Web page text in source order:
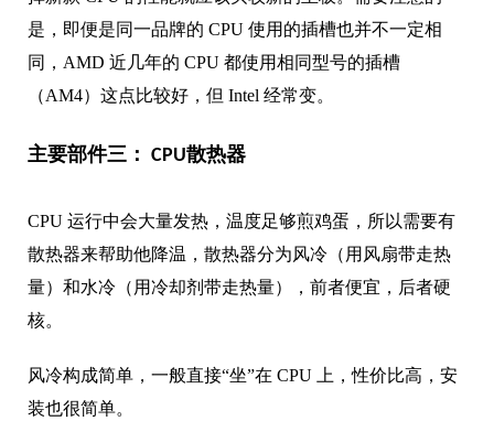
是，即便是同一品牌的 CPU 使用的插槽也并不一定相
同，AMD 近几年的 CPU 都使用相同型号的插槽
（AM4）这点比较好，但 Intel 经常变。
主要部件三： CPU散热器
CPU 运行中会大量发热，温度足够煎鸡蛋，所以需要有
散热器来帮助他降温，散热器分为风冷（用风扇带走热
量）和水冷（用冷却剂带走热量），前者便宜，后者硬
核。
风冷构成简单，一般直接“坐”在 CPU 上，性价比高，安
装也很简单。